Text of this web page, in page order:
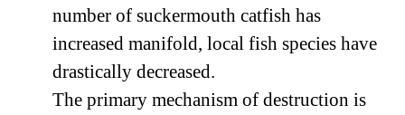
number of suckermouth catfish has
increased manifold, local fish species have
drastically decreased.
The primary mechanism of destruction is